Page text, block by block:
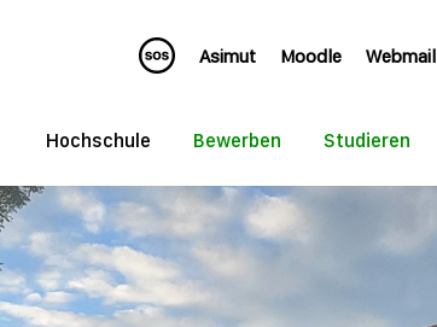
Asimut Moodle Webmail
Hochschule Bewerben Studieren